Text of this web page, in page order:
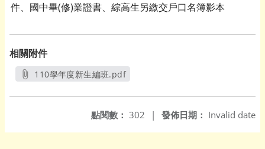
件、國中畢(修)業證書、綜高生另繳交戶口名簿影本
相關附件
110學年度新生編班.pdf
發佈日期： Invalid date
點閱數： 302 |